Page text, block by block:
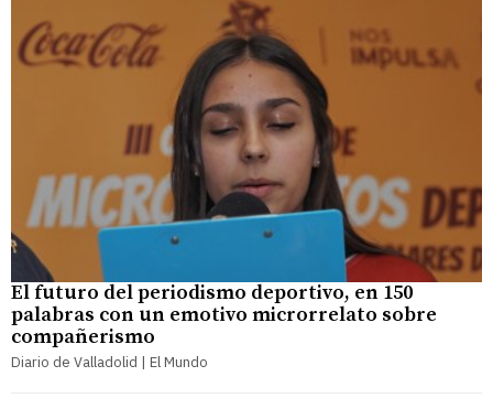
El futuro del periodismo deportivo, en 150
palabras con un emotivo microrrelato sobre
compañerismo
Diario de Valladolid | El Mundo